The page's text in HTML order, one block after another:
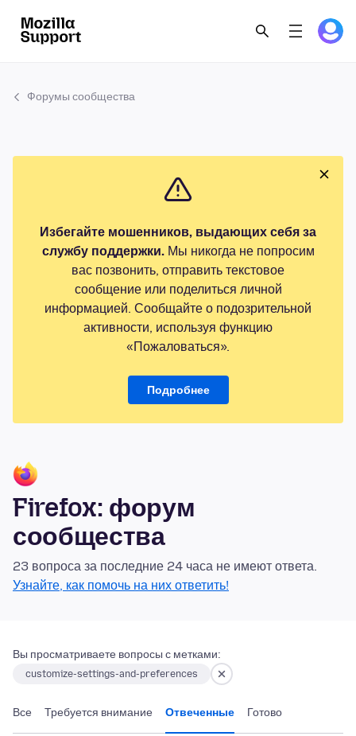
Форумы сообщества
Избегайте мошенников, выдающих себя за
службу поддержки.Мы никогда не попросим
вас позвонить, отправить текстовое
сообщение или поделиться личной
информацией. Сообщайте о подозрительной
активности, используя функцию
«Пожаловаться».
Подробнее
Firefox: форум
сообщества
23 вопроса за последние 24 часа не имеют ответа.
Узнайте, как помочь на них ответить!
Вы просматриваете вопросы с метками:
customize-settings-and-preferences
Все Требуется внимание Отвеченные Готово